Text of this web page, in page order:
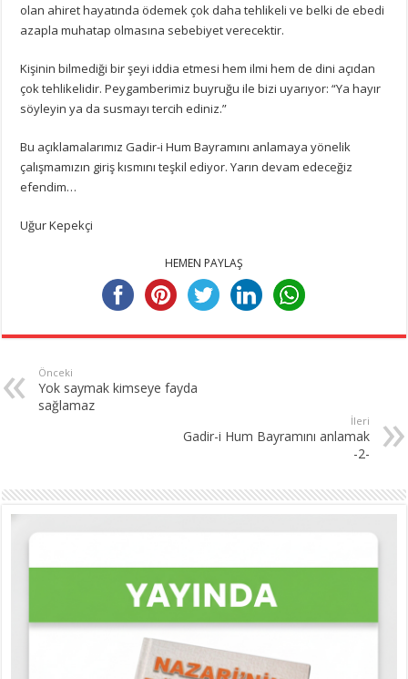
olan ahiret hayatında ödemek çok daha tehlikeli ve belki de ebedi
azapla muhatap olmasına sebebiyet verecektir.
Kişinin bilmediği bir şeyi iddia etmesi hem ilmi hem de dini açıdan
çok tehlikelidir. Peygamberimiz buyruğu ile bizi uyarıyor: “Ya hayır
söyleyin ya da susmayı tercih ediniz.”
Bu açıklamalarımız Gadir-i Hum Bayramını anlamaya yönelik
çalışmamızın giriş kısmını teşkil ediyor. Yarın devam edeceğiz
efendim…
Uğur Kepekçi
HEMEN PAYLAŞ
Önceki
Yok saymak kimseye fayda
sağlamaz
İleri
Gadir-i Hum Bayramını anlamak
-2-